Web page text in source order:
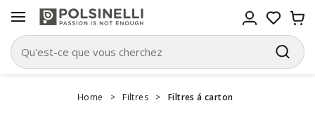
Home > Filtres > Filtres á carton